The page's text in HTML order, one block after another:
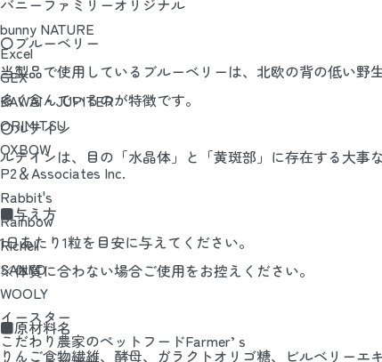
バニーファミリーオリジナル
bunny NATURE
Excel
GEX
KAWAI・JUPITER
ORIMITSU
OXBOW
P2＆Associates Inc.
Rabbit's
Rainbow
Richell
SANKO
WOOLY
イースター
こだわり農家のペットフードFarmer’ｓ
〇ブルーベリー
当製品で使用しているブルーベリーは、北欧の背の低い
多く含んでいるのが特徴です。
〇ルテイン
ルテインは、目の「水晶体」と「黄斑部」に存在する大事
■与え方
1日あたり1粒を目安に与えてください。
※体質に合わない場合ご使用をお控えください。
■原材料名
りんご食物繊維、酵母、ガラクトオリゴ糖、ビルベリー